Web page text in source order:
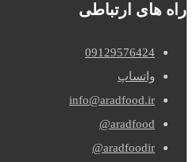
راه های ارتباطی
09129576424
واتساپ
info@aradfood.ir
aradfood@
aradfoodir@